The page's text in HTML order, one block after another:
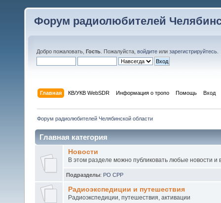
Форум радиолюбителей
Добро пожаловать, Гость . Пожалуйста, войдите или зарегистрируйтесь
Главная КВ/УКВ WebSDR Информация о тропо Помощь Вход
Форум радиолюбителей Челябинской области
Главная категория
Новости
В этом разделе можно публиковать любые новости и
Подразделы: РО СРР
Радиоэкспедиции и путешествия
Радиоэкспедиции, путешествия, активации